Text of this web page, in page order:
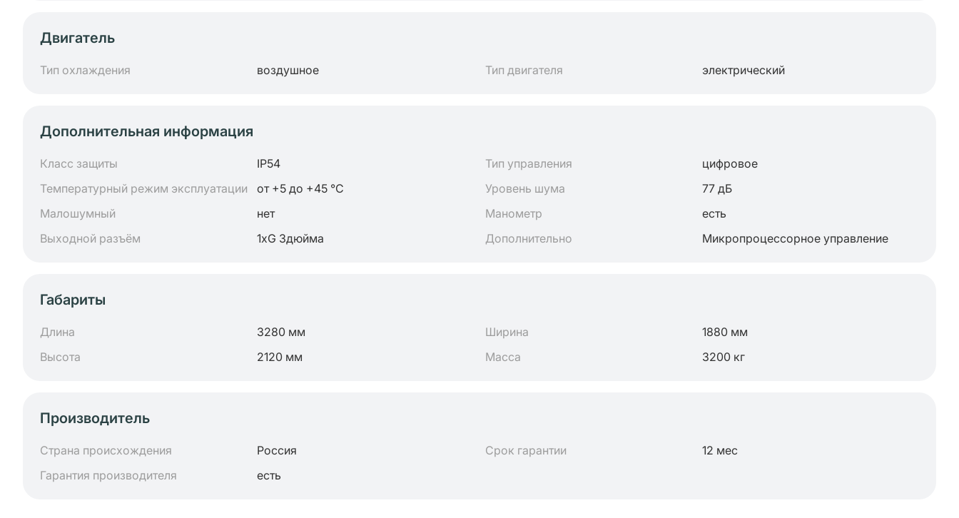
Двигатель
Тип охлаждения воздушное Тип двигателя электрический
Дополнительная информация
Класс защиты IP54 Тип управления
цифровое
Температурный режим эксплуатации
от +5 до +45 °C Уровень шума
77 дБ
Малошумный
нет Манометр
есть
Выходной разъём
1хG 3дюйма Дополнительно Микропроцессорное управление
Габариты
Длина 3280 мм Ширина
1880 мм
Высота
2120 мм Масса 3200 кг
Производитель
Страна происхождения Россия Срок гарантии
12 мес
Гарантия производителя
есть